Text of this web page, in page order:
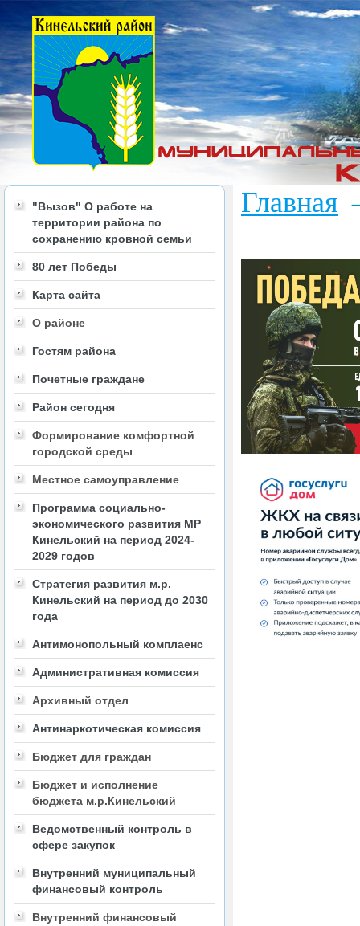
"Вызов" О работе на
территории района по
сохранению кровной семьи
80 лет Победы
Карта сайта
О районе
Гостям района
Почетные граждане
Район сегодня
Формирование комфортной
городской среды
Местное самоуправление
Программа социально-
экономического развития МР
Кинельский на период 2024-
2029 годов
Стратегия развития м.р.
Кинельский на период до 2030
года
Антимонопольный комплаенс
Административная комиссия
Архивный отдел
Антинаркотическая комиссия
Бюджет для граждан
Бюджет и исполнение
бюджета м.р.Кинельский
Ведомственный контроль в
сфере закупок
Внутренний муниципальный
финансовый контроль
Внутренний финансовый
Главная